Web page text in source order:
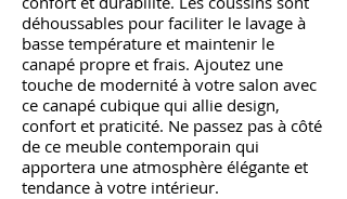
déhoussables pour faciliter le lavage à
basse température et maintenir le
canapé propre et frais. Ajoutez une
touche de modernité à votre salon avec
ce canapé cubique qui allie design,
confort et praticité. Ne passez pas à côté
de ce meuble contemporain qui
apportera une atmosphère élégante et
tendance à votre intérieur.